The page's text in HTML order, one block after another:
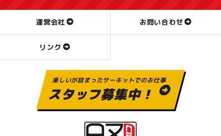
運営会社 お問い合わせ
リンク
楽しいが詰まったサーキットでのお仕事
スタッフ募集中！